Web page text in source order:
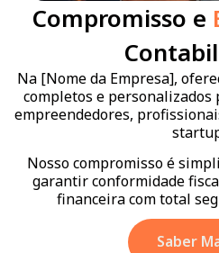
Compromisso e
Na [Nome da Empresa],
completos e personalizados
empreendedores,
Nosso compromisso é
garantir conformidade
financeira com total
Saber